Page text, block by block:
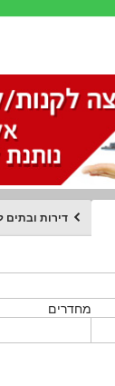
דירות
מחדרים
מחדרים
מחדרים
מחדרים